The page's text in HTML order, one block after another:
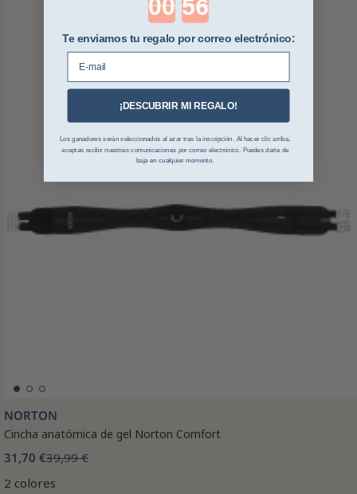
NORTON
Cincha anatómica de gel Norton Comfort
31,70 €39,99 €
2 colores
Te enviamos tu regalo por correo electrónico:
¡DESCUBRIR MI REGALO!
Los ganadores serán seleccionados al azar tras la inscripción. Al hacer clic arriba,
aceptas recibir nuestras comunicaciones por correo electrónico. Puedes darte de
baja en cualquier momento.